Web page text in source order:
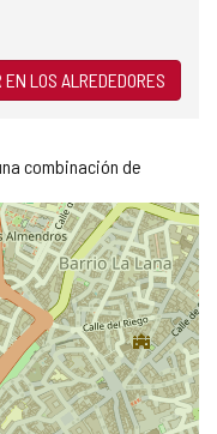
EN LOS ALREDEDORES
combinación de